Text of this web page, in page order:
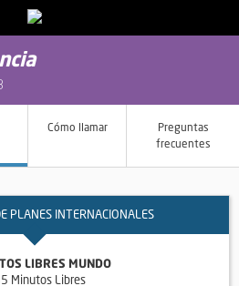
Cómo llamar
Preguntas
frecuentes
PLANES INTERNACIONALES
LIBRES MUNDO
Minutos Libres